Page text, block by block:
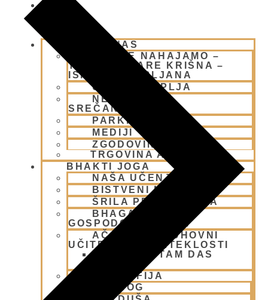
OBIŠČI NAS
KJE SE NAHAJAMO –
TEMPELJ HARE KRIŠNA –
ISKCON LJUBLJANA
URNIK TEMPLJA
NEDELJSKO
SREČANJE
PARKIRANJE
MEDIJI
ZGODOVINA
TRGOVINA ATMARAMA
BHAKTI JOGA
NAŠA UČENJA
BISTVENI NAUKI
ŠRILA PRABHUPADA
BHAGAVAD GITA
GOSPODOVA PESEM
AČARJE IN DUHOVNI
UČITELJI IZ PRETEKLOSTI
NAROTTAM DAS
FILOZOFIJA
BOG